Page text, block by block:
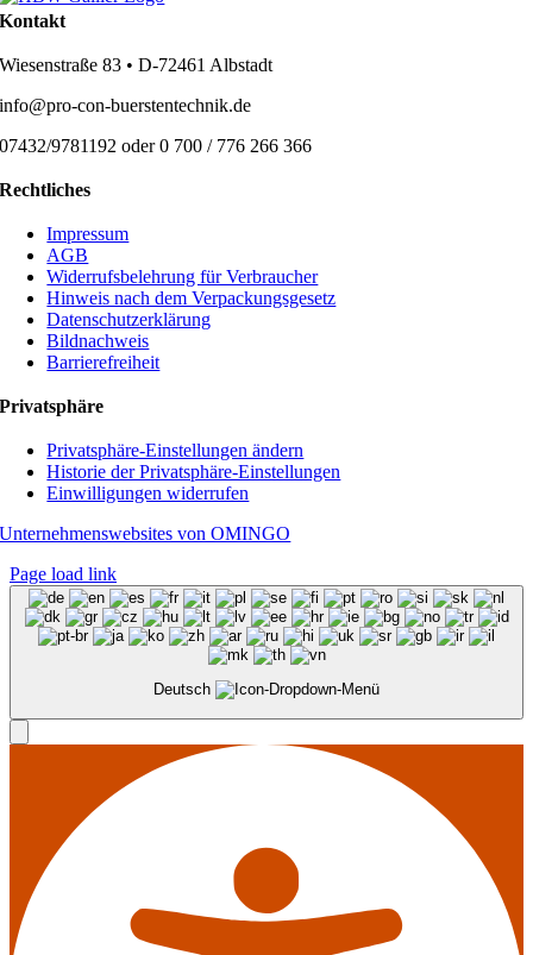
Kontakt
Wiesenstraße 83 • D-72461 Albstadt
info@pro-con-buerstentechnik.de
07432/9781192 oder 0 700 / 776 266 366
Rechtliches
Impressum
AGB
Widerrufsbelehrung für Verbraucher
Hinweis nach dem Verpackungsgesetz
Datenschutzerklärung
Bildnachweis
Barrierefreiheit
Privatsphäre
Privatsphäre-Einstellungen ändern
Historie der Privatsphäre-Einstellungen
Einwilligungen widerrufen
Unternehmenswebsites von OMINGO
Page load link
Deutsch